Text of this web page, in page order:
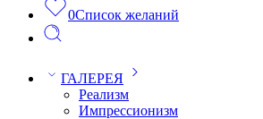
0Список желаний
ГАЛЕРЕЯ
Реализм
Импрессионизм